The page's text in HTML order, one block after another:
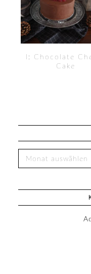
l: Chocolate
Cake